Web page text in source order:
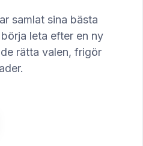
samlat sina bästa
leta efter en ny
rätta valen, frigör